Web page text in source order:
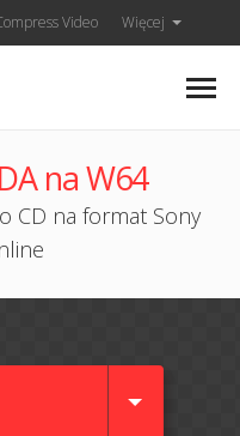
Video Więcej
na W64
CD na format Sony